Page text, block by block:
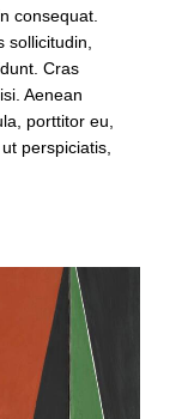
consequat.
Cras
Aenean
porttitor eu,
perspiciatis,